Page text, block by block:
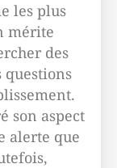
les plus
mérite
des
questions
son aspect
alerte que